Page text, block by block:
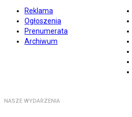
Reklama
Ogłoszenia
Prenumerata
Archiwum
NASZE WYDARZENIA